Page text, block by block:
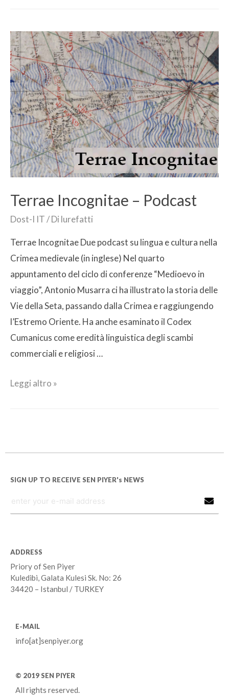
Terrae Incognitae – Podcast
Dost-I IT/ Di lurefatti
Terrae Incognitae Due podcast su lingua e cultura nella
Crimea medievale (in inglese) Nel quarto
appuntamento del ciclo di conferenze “Medioevo in
viaggio”, Antonio Musarra ci ha illustrato la storia delle
Vie della Seta, passando dalla Crimea e raggiungendo
l’Estremo Oriente. Ha anche esaminato il Codex
Cumanicus come eredità linguistica degli scambi
commerciali e religiosi …
Leggi altro »
SIGN UP TO RECEIVE SEN PIYER's NEWS
ADDRESS
Priory of Sen Piyer
Kuledibi, Galata Kulesi Sk. No: 26
34420 – Istanbul / TURKEY
E-MAIL
info[at]senpiyer.org
© 2019 SEN PIYER
All rights reserved.